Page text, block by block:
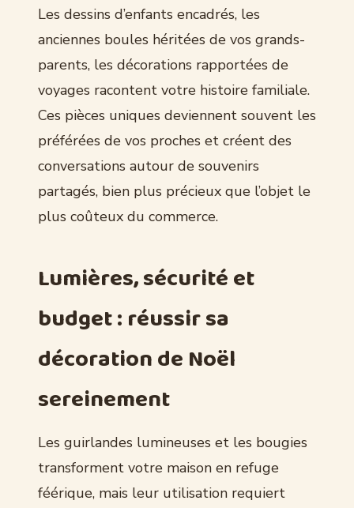
Les dessins d’enfants encadrés, les
anciennes boules héritées de vos grands-
parents, les décorations rapportées de
voyages racontent votre histoire familiale.
Ces pièces uniques deviennent souvent les
préférées de vos proches et créent des
conversations autour de souvenirs
partagés, bien plus précieux que l’objet le
plus coûteux du commerce.
Lumières, sécurité et
budget : réussir sa
décoration de Noël
sereinement
Les guirlandes lumineuses et les bougies
transforment votre maison en refuge
féérique, mais leur utilisation requiert